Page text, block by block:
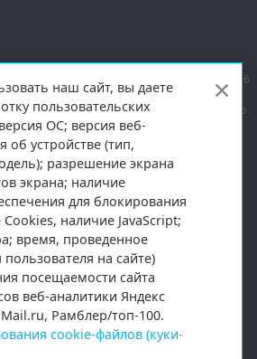
агентство Регион 29»,
© 2016–2026
ответственностью «Агентство
средств массовой
от 09.11.2018 выдано Федеральной
связи, информационных технологий
(Роскомнадзор).
использовании любых материалов
обязательна. Копирование материалов без
сайта запрещено.
применяютсярекомендательные
наш сайт, вы даете
пользовательских
ОС; версия веб-
об устройстве (тип,
разрешение экрана
экрана; наличие
для блокирования
наличие JavaScript;
время, проведенное
пользователя на сайте)
посещаемости сайта
веб-аналитики Яндекс
Рамблер/топ-100.
cookie-файлов (куки-